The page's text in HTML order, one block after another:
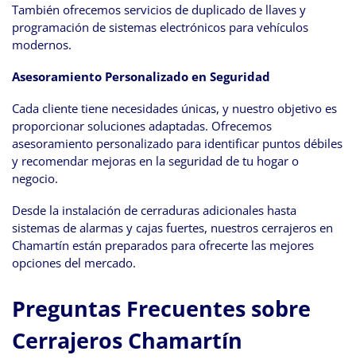
También ofrecemos servicios de duplicado de llaves y
programación de sistemas electrónicos para vehículos
modernos.
Asesoramiento Personalizado en Seguridad
Cada cliente tiene necesidades únicas, y nuestro objetivo es
proporcionar soluciones adaptadas. Ofrecemos
asesoramiento personalizado para identificar puntos débiles
y recomendar mejoras en la seguridad de tu hogar o
negocio.
Desde la instalación de cerraduras adicionales hasta
sistemas de alarmas y cajas fuertes, nuestros cerrajeros en
Chamartín están preparados para ofrecerte las mejores
opciones del mercado.
Preguntas Frecuentes sobre
Cerrajeros Chamartín